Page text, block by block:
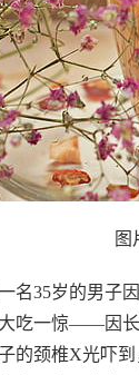
图
名35岁的男子
吃一惊——因
的颈椎X光吓